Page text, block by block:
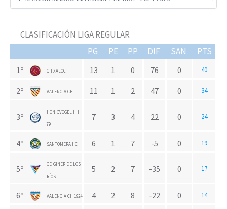
CLASIFICACIÓN LIGA REGULAR
PG
PE PP DIF SAN PTS
1º CH XALOC 13 1 0 76 0 40
2º VALENCIA CH 11 1 2 47 0 34
3º HONIGVÖGEL HH
79
7 3 4 22 0 24
4º SANTOMERA HC 6 1 7 -5 0 19
5º CD GINER DE LOS
RÍOS
5 2 7 -35 0 17
6º VALENCIA CH 1924 4 2 8 -22 0 14